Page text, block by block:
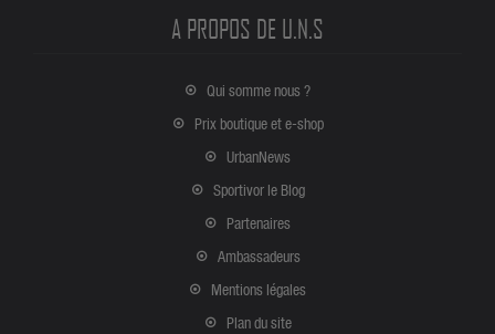
A PROPOS DE U.N.S
Qui somme nous ?
Prix boutique et e-shop
UrbanNews
Sportivor le Blog
Partenaires
Ambassadeurs
Mentions légales
Plan du site